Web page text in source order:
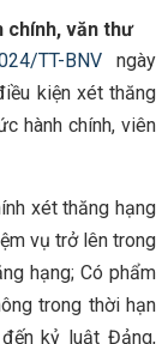
chính, văn thư
TT-BNV ngày
kiện xét thăng
hành chính, viên
xét thăng hạng
vụ trở lên trong
hạng; Có phẩm
trong thời hạn
kỷ luật Đảng,